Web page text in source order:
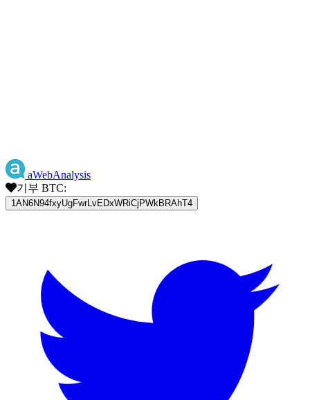
aWebAnalysis
기부 BTC:
1AN6N94fxyUgFwrLvEDxWRiCjPWkBRAhT4